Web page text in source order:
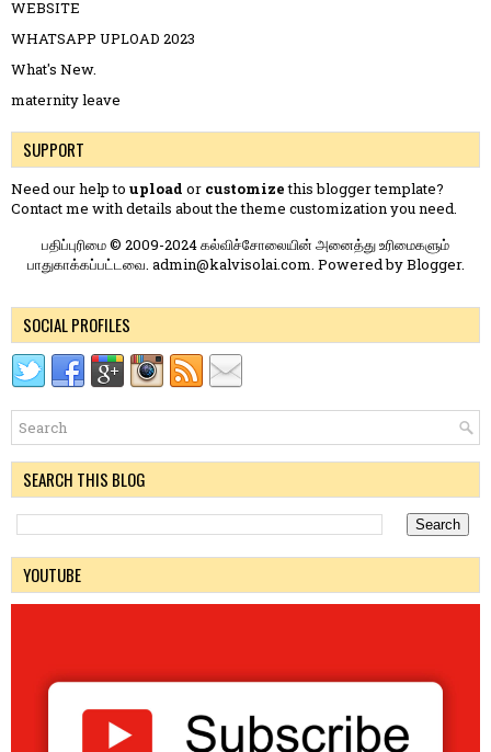
WEBSITE
WHATSAPP UPLOAD 2023
What's New.
maternity leave
SUPPORT
Need our help to upload or customizethis blogger template?
Contact me with details about the theme customization you need.
பதிப்புரிமை © 2009-2024 கல்விச்சோலையின் அனைத்து உரிமைகளும்
பாதுகாக்கப்பட்டவை. admin@kalvisolai.com. Powered byBlogger.
SOCIAL PROFILES
SEARCH THIS BLOG
YOUTUBE